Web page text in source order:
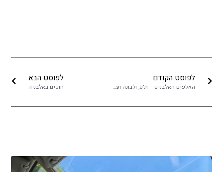
לפוסט הקודם
האלפים האלבנים – ת'ט, ולבונה ועוד – אלבניה
לפוסט הבא
חופים באלבניה